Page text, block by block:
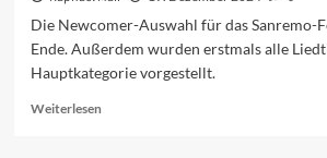
Die Newcomer-Auswahl für das Sanremo-
Ende. Außerdem wurden erstmals alle
Hauptkategorie vorgestellt.
WeiterlesenRead